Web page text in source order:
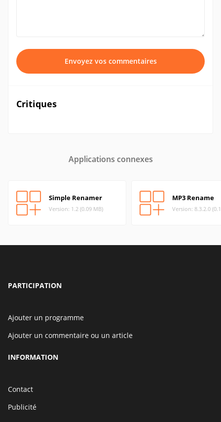
Envoyez vos commentaires
Critiques
Applications connexes
Simple Renamer
Version: 1.2 (0.09 MB)
MP3 Rename
Version: 8.3.2.0
PARTICIPATION
Ajouter un programme
Ajouter un commentaire ou un article
INFORMATION
Contact
Publicité